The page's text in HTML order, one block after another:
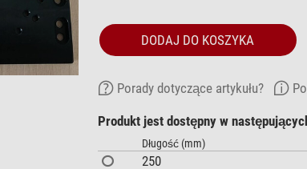
DODAJ DO KOSZYKA
Porady dotyczące artykułu?
Produkt jest dostępny w
Długość (mm)
250